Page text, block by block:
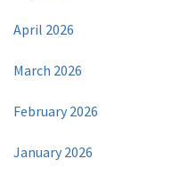
April 2026
March 2026
February 2026
January 2026